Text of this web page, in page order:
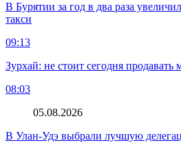
В Бурятии за год в два раза
такси
09:13
Зурхай: не стоит сегодня продавать
08:03
05.08.2026
В Улан-Удэ выбрали лучшую